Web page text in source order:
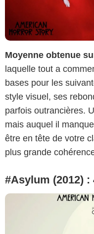
Moyenne obtenue
laquelle tout a
bases pour les
style visuel, ses
parfois outrancières.
mais auquel il
être en tête de votre
plus grande
#Asylum (2012) :